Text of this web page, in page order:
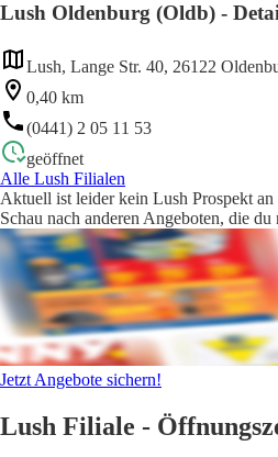
Lush Oldenburg (Oldb) -
Lush, Lange Str. 40, 26122
0,40 km
(0441) 2 05 11 53
geöffnet
Alle Lush Filialen
Aktuell ist leider kein Lush Prospekt an
Schau nach anderen Angeboten, die du
Jetzt Angebote sichern!
Lush Filiale -